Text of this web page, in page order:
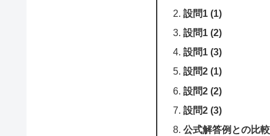
設問1 (1)
設問1 (2)
設問1 (3)
設問2 (1)
設問2 (2)
設問2 (3)
公式解答例との比